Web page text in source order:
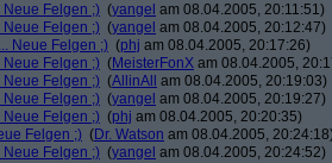
Neue Felgen ;) (yangel am 08.04.2005, 20:11:51)
Neue Felgen ;) (yangel am 08.04.2005, 20:12:47)
Neue Felgen ;) (phj am 08.04.2005, 20:17:26)
Neue Felgen ;) (MeisterFonX am 08.04.2005,
Neue Felgen ;) (AllinAll
am 08.04.2005, 20:19:03)
Neue Felgen ;) (yangel am 08.04.2005, 20:19:27)
Neue Felgen ;) (phj am 08.04.2005, 20:20:35)
Felgen ;) (Dr. Watson am 08.04.2005,
Neue Felgen ;) (yangel am 08.04.2005, 20:24:52)